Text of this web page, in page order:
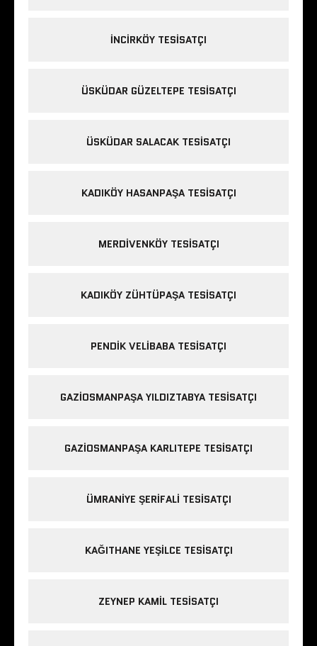
INCIRKÖY TESISATÇI
ÜSKÜDAR GÜZELTEPE TESISATÇI
ÜSKÜDAR SALACAK TESISATÇI
KADIKÖY HASANPAŞA TESISATÇI
MERDIVENKÖY TESISATÇI
KADIKÖY ZÜHTÜPAŞA TESISATÇI
PENDIK VELIBABA TESISATÇI
GAZIOSMANPAŞA YILDIZTABYA TESISATÇI
GAZIOSMANPAŞA KARLITEPE TESISATÇI
ÜMRANIYE ŞERIFALI TESISATÇI
KAĞITHANE YEŞILCE TESISATÇI
ZEYNEP KAMIL TESISATÇI